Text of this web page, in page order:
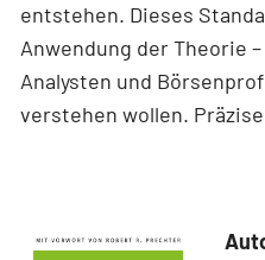
entstehen. Dieses
Anwendung der Theorie
Analysten und
verstehen wollen.